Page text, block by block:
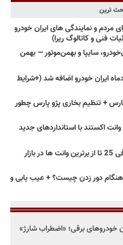
ترین
مردم و نمایندگی های ایران خودرو
فنی و کاتالوگ ریرا)
سایپا و بهمن‌موتور — بهمن
ایران خودرو اضافه شد (+شرایط
+ تنظیم بخاری پژو پارس چطور
اکستند با استانداردهای جدید
بهترین وانت ها در ایران: معرفی 25 تا از برترین وانت ها در بازار
دور زدن چیست؟ + عیب یابی و
خودروهای برقی؛ «اضطراب شارژ»